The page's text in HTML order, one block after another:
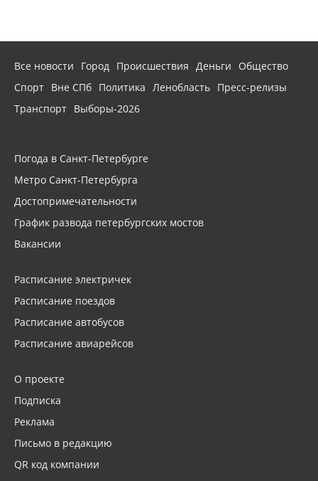
Все новости Город Происшествия Деньги
Общество
Спорт Вне СПб Политика Ленобласть Пресс-релизы
Транспорт Выборы-2026
Погода в Санкт-Петербурге
Метро Санкт-Петербурга
Достопримечательности
График развода петербургских мостов
Вакансии
Расписание электричек
Расписание поездов
Расписание автобусов
Расписание авиарейсов
О проекте
Подписка
Реклама
Письмо в редакцию
QR код компании